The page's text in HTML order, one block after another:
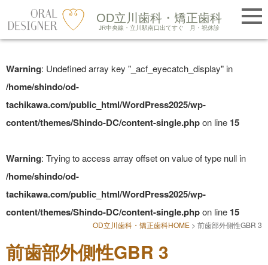
to
content
OD立川歯科・矯正歯科
JR中央線・立川駅南口出てすぐ 月・祝休診
LINE友だち追加
Warning: Undefined array key "_acf_eyecatch_display" in
/home/shindo/od-
tachikawa.com/public_html/WordPress2025/wp-
content/themes/Shindo-DC/content-single.phpon line 15
Warning: Trying to access array offset on value of type null in
/home/shindo/od-
tachikawa.com/public_html/WordPress2025/wp-
content/themes/Shindo-DC/content-single.phpon line 15
OD立川歯科・矯正歯科HOME > 前歯部外側性GBR 3
前歯部外側性GBR 3